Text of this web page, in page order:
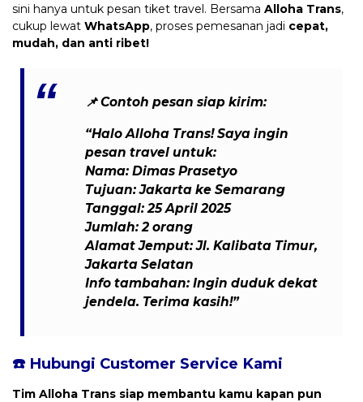
sini hanya untuk pesan tiket travel. Bersama Alloha Trans,
cukup lewat WhatsApp, proses pemesanan jadi cepat,
mudah, dan anti ribet!
📌Contoh pesan siap kirim:
“Halo Alloha Trans! Saya ingin
pesan travel untuk:
Nama: Dimas Prasetyo
Tujuan: Jakarta ke Semarang
Tanggal: 25 April 2025
Jumlah: 2 orang
Alamat Jemput: Jl. Kalibata Timur,
Jakarta Selatan
Info tambahan: Ingin duduk dekat
jendela. Terima kasih!”
☎️ Hubungi Customer Service Kami
Tim Alloha Trans siap membantu kamu kapan pun